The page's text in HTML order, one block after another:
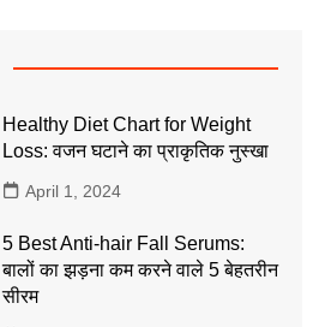
Healthy Diet Chart for Weight
Loss: वजन घटाने का प्राकृतिक नुस्खा
April 1, 2024
5 Best Anti-hair Fall Serums:
बालों का झड़ना कम करने वाले 5 बेहतरीन
सीरम